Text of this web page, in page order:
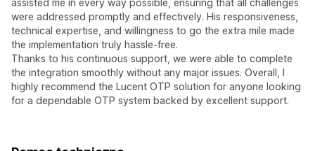
assisted me in every way possible, ensuring that all challenges
were addressed promptly and effectively. His responsiveness,
technical expertise, and willingness to go the extra mile made
the implementation truly hassle-free.
Thanks to his continuous support, we were able to complete
the integration smoothly without any major issues. Overall, I
highly recommend the Lucent OTP solution for anyone looking
for a dependable OTP system backed by excellent support.